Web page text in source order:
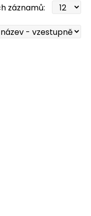
záznamů: